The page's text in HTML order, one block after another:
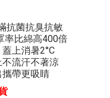
抗菌抗臭抗敏
率比綿高400倍
上消暑2°C
流汗不著涼
帶更吸睛